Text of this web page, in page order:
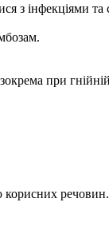
з інфекціями
при гнійній
корисних речовин.